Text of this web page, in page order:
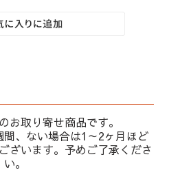
お取り寄せ商品です。
、ない場合は1～2ヶ月ほど
ざいます。予めご了承くださ
い。